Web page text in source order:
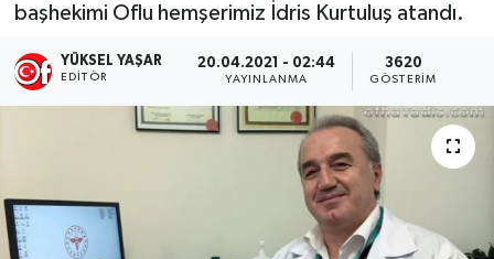
başhekimi Oflu hemşerimiz İdris Kurtuluş atandı.
YÜKSEL YAŞAR
EDITÖR
20.04.2021 - 02:44
YAYINLANMA
3620
GÖSTERIM
Son Dakika Haberleri
Haber Arşivi